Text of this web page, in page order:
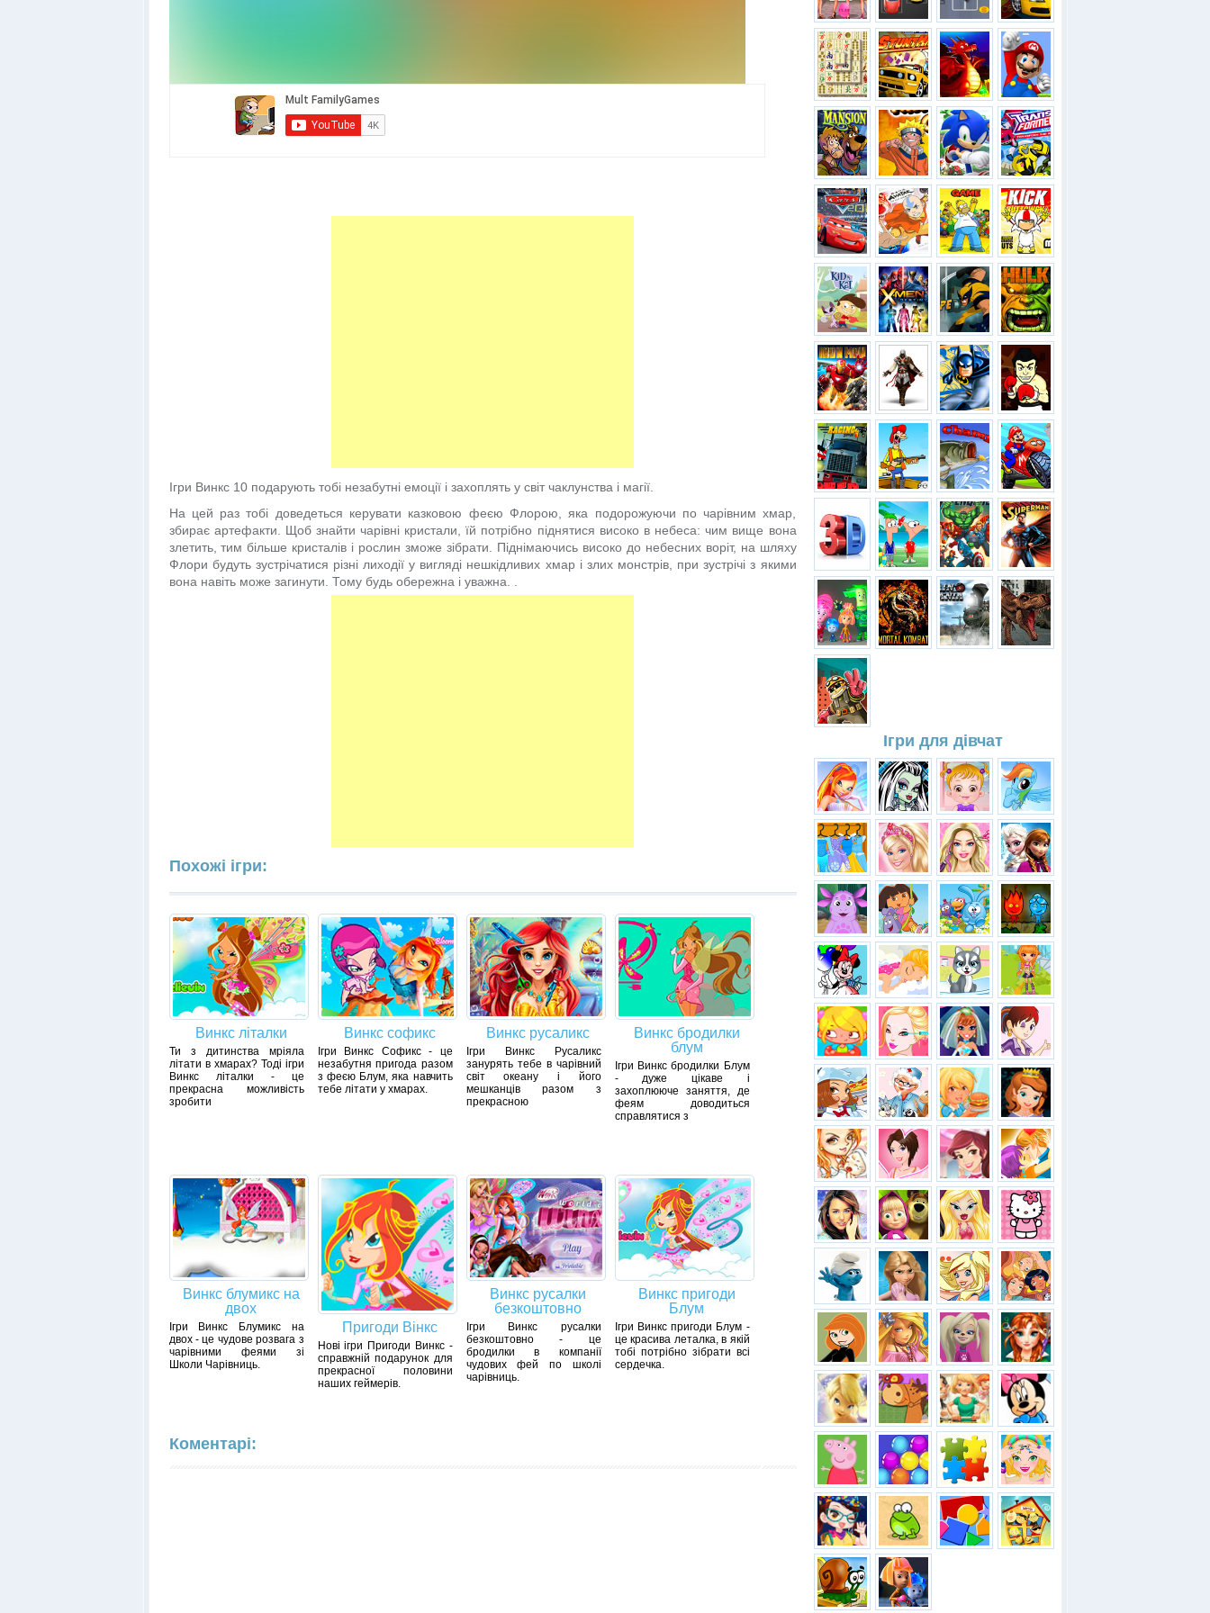
Ігри Винкс 10 подарують тобі незабутні емоції і захоплять у світ чаклунства і магії.
На цей раз тобі доведеться керувати казковою феєю Флорою, яка подорожуючи по чарівним хмар,
збирає артефакти. Щоб знайти чарівні кристали, їй потрібно піднятися високо в небеса: чим вище вона
злетить, тим більше кристалів і рослин зможе зібрати. Піднімаючись високо до небесних воріт, на шляху
Флори будуть зустрічатися різні лиходії у вигляді нешкідливих хмар і злих монстрів, при зустрічі з якими
вона навіть може загинути. Тому будь обережна і уважна.
Похожі ігри:
Винкс літалки
Ти з дитинства мріяла
літати в хмарах? Тоді ігри
Винкс літалки - це
прекрасна можливість
зробити
Винкс софикс
Ігри Винкс Софикс - це
незабутня пригода разом
з феєю Блум, яка навчить
тебе літати у хмарах.
Винкс русаликс
Ігри Винкс Русаликс
занурять тебе в чарівний
світ океану і його
мешканців разом з
прекрасною
Винкс бродилки
блум
Ігри Винкс бродилки Блум
- дуже цікаве і
захоплююче заняття, де
феям доводиться
справлятися з
Винкс блумикс на
двох
Ігри Винкс Блумикс на
двох - це чудове розвага з
чарівними феями зі
Школи Чарівниць.
Пригоди Вінкс
Нові ігри Пригоди Винкс -
справжній подарунок для
прекрасної половини
наших геймерів.
Винкс русалки
безкоштовно
Ігри Винкс русалки
безкоштовно - це
бродилки в компанії
чудових фей по школі
чарівниць.
Винкс пригоди
Блум
Ігри Винкс пригоди Блум -
це красива леталка, в якій
тобі потрібно зібрати всі
сердечка.
Коментарі:
Ігри для дівчат